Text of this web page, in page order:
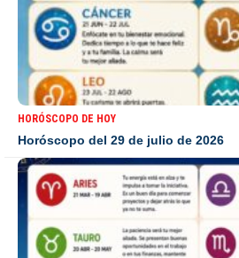
HORÓSCOPO DE HOY
Horóscopo del 29 de julio de 2026